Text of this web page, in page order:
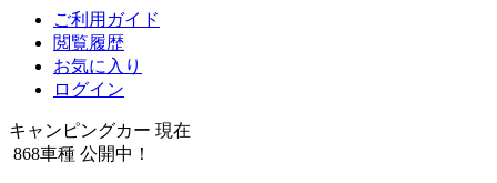
ご利用ガイド
閲覧履歴
お気に入り
ログイン
キャンピングカー 現在
868車種 公開中！